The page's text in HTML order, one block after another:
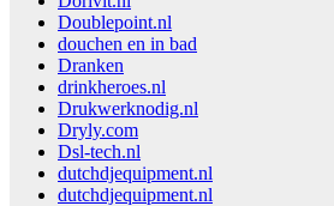
Doublepoint.nl
douchen en in bad
Dranken
drinkheroes.nl
Drukwerknodig.nl
Dryly.com
Dsl-tech.nl
dutchdjequipment.nl
dutchdjequipment.nl